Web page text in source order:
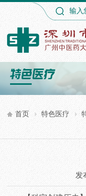
首页 特色医疗
发